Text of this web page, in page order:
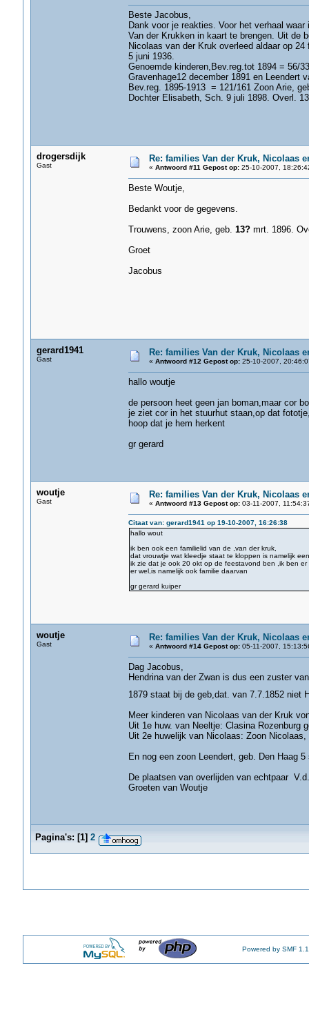
Beste Jacobus,
Dank voor je reakties. Voor het verhaal
Van der Krukken in kaart te brengen. Uit de
Nicolaas van der Kruk overleed aldaar op
5 juni 1936.
Genoemde kinderen,Bev.reg.tot 1894 = 56/
Gravenhage12 december 1891 en Leendert
Bev.reg. 1895-1913 = 121/161 Zoon Arie,
Dochter Elisabeth, Sch. 9 juli 1898. Overl.
drogersdijk
Gast
Re: families Van der Kruk, Nicolaas
« Antwoord #11 Gepost op:25-10-2007,
Beste Woutje,
Bedankt voor de gegevens.
Trouwens, zoon Arie, geb. 13?mrt. 1896.
Groet
Jacobus
gerard1941
Gast
Re: families Van der Kruk, Nicolaas
« Antwoord #12 Gepost op:25-10-2007,
hallo woutje
de persoon heet geen jan boman,maar cor
je ziet cor in het stuurhut staan,op dat
hoop dat je hem herkent
gr gerard
woutje
Gast
Re: families Van der Kruk, Nicolaas
« Antwoord #13 Gepost op:03-11-2007,
Citaat van: gerard1941 op 19-10-2007, 16:26:38
hallo wout
ik ben ook een familielid van de ,van der kruk,
dat vrouwtje wat kleedje staat te kloppen is namelijk
ik zie dat je ook 20 okt op de feestavond ben ,ik ben
er wel,is namelijk ook familie daarvan
gr gerard kuiper
woutje
Gast
Re: families Van der Kruk, Nicolaas
« Antwoord #14 Gepost op:05-11-2007,
Dag Jacobus,
Hendrina van der Zwan is dus een zuster
1879 staat bij de geb,dat. van 7.7.1852 niet
Meer kinderen van Nicolaas van der Kruk
Uit 1e huw. van Neeltje: Clasina Rozenburg
Uit 2e huwelijk van Nicolaas: Zoon
En nog een zoon Leendert, geb. Den Haag 5
De plaatsen van overlijden van echtpaar
Groeten van Woutje
Pagina's: [1] 2
Powered by SMF